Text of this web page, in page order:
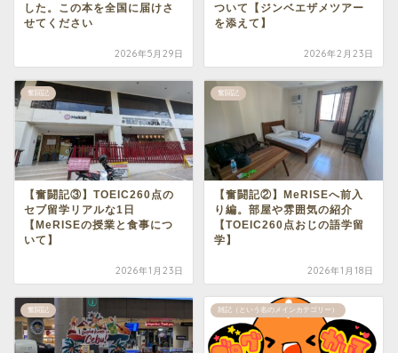
した。この本を全国に届けさ
せてください
2026年5月29日
ついて【ジンベエザメツアー
を添えて】
2026年2月23日
奮闘記
【奮闘記③】TOEIC260点の
セブ留学リアルな1日
【MeRISEの授業と食事につ
いて】
2026年1月23日
奮闘記
【奮闘記②】MeRISEへ前入
り編。部屋や雰囲気の紹介
【TOEIC260点おじの語学留
学】
2026年1月18日
奮闘記 雑記（という名のメインカテゴリー）